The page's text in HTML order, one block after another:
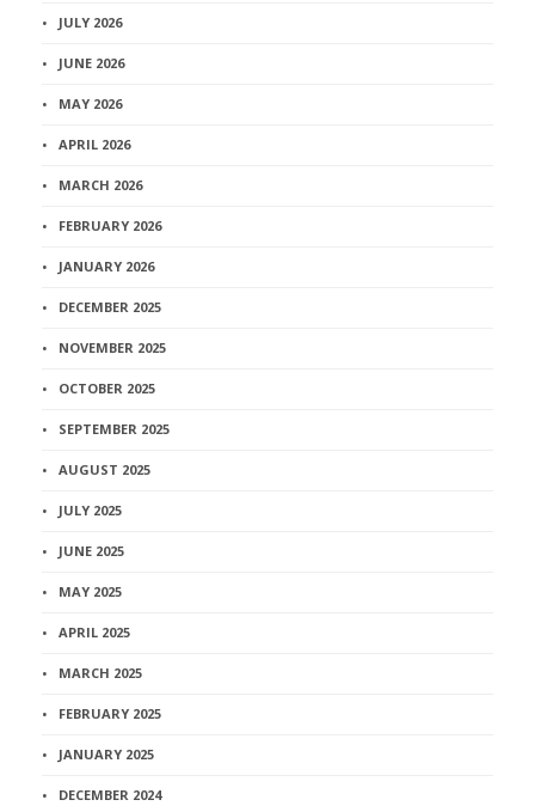
JULY 2026
JUNE 2026
MAY 2026
APRIL 2026
MARCH 2026
FEBRUARY 2026
JANUARY 2026
DECEMBER 2025
NOVEMBER 2025
OCTOBER 2025
SEPTEMBER 2025
AUGUST 2025
JULY 2025
JUNE 2025
MAY 2025
APRIL 2025
MARCH 2025
FEBRUARY 2025
JANUARY 2025
DECEMBER 2024